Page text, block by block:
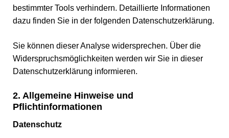
bestimmter Tools verhindern. Detaillierte Informationen
dazu finden Sie in der folgenden Datenschutzerklärung.
Sie können dieser Analyse widersprechen. Über die
Widerspruchsmöglichkeiten werden wir Sie in dieser
Datenschutzerklärung informieren.
2. Allgemeine Hinweise und
Pflichtinformationen
Datenschutz